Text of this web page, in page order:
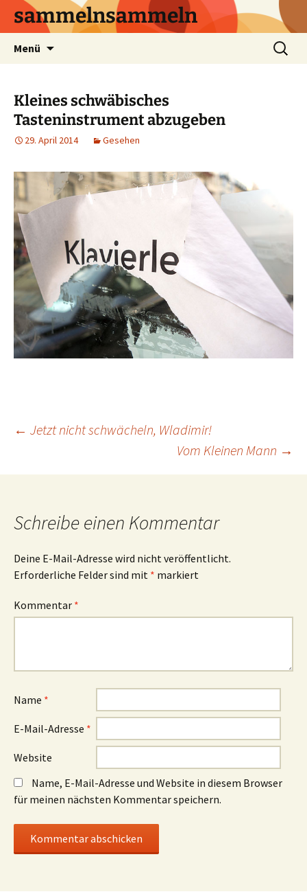
sammelnsammeln
Menü
Suchen
nach:
Kleines schwäbisches
Tasteninstrument abzugeben
29. April 2014 Gesehen
Beitrags-
Navigation
← Jetzt nicht schwächeln, Wladimir!
Vom Kleinen Mann →
Schreibe einen Kommentar
Deine E-Mail-Adresse wird nicht veröffentlicht.
Erforderliche Felder sind mit * markiert
Kommentar *
Name *
E-Mail-Adresse *
Website
Name, E-Mail-Adresse und Website in diesem Browser
für meinen nächsten Kommentar speichern.